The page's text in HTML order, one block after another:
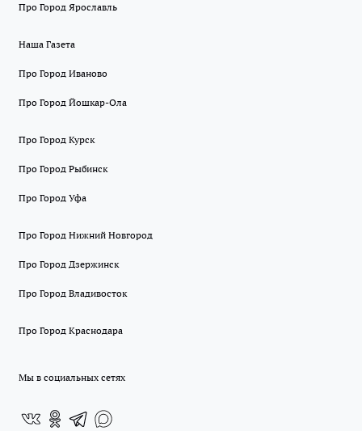
Про Город Ярославль
Наша Газета
Про Город Иваново
Про Город Йошкар-Ола
Про Город Курск
Про Город Рыбинск
Про Город Уфа
Про Город Нижний Новгород
Про Город Дзержинск
Про Город Владивосток
Про Город Краснодара
Мы в социальных сетях